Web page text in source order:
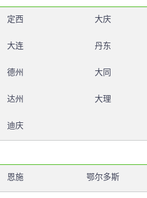
定西 大庆
大连 丹东
德州 大同
达州 大理
迪庆
恩施 鄂尔多斯